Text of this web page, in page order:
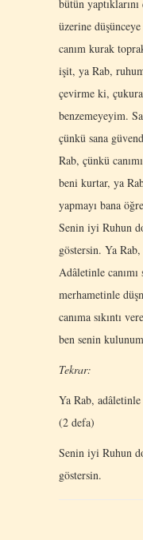
bütün
üzerine
canım kurak
işit, ya Rab,
çevirme ki,
benzemeyeyim.
çünkü sana
Rab, çünkü
beni kurtar, ya
yapmayı bana
Senin iyi Ruhun
göstersin. Ya
Adâletinle canımı
merhametinle
canıma sıkıntı
ben senin
Tekrar:
Ya Rab,
(2 defa)
Senin iyi Ruhun
göstersin.